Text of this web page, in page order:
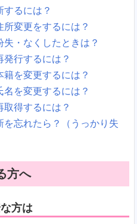
するには？
変更をするには？
・なくしたときは？
行するには？
を変更するには？
を変更するには？
得するには？
忘れたら？（うっかり失
方へ
方は